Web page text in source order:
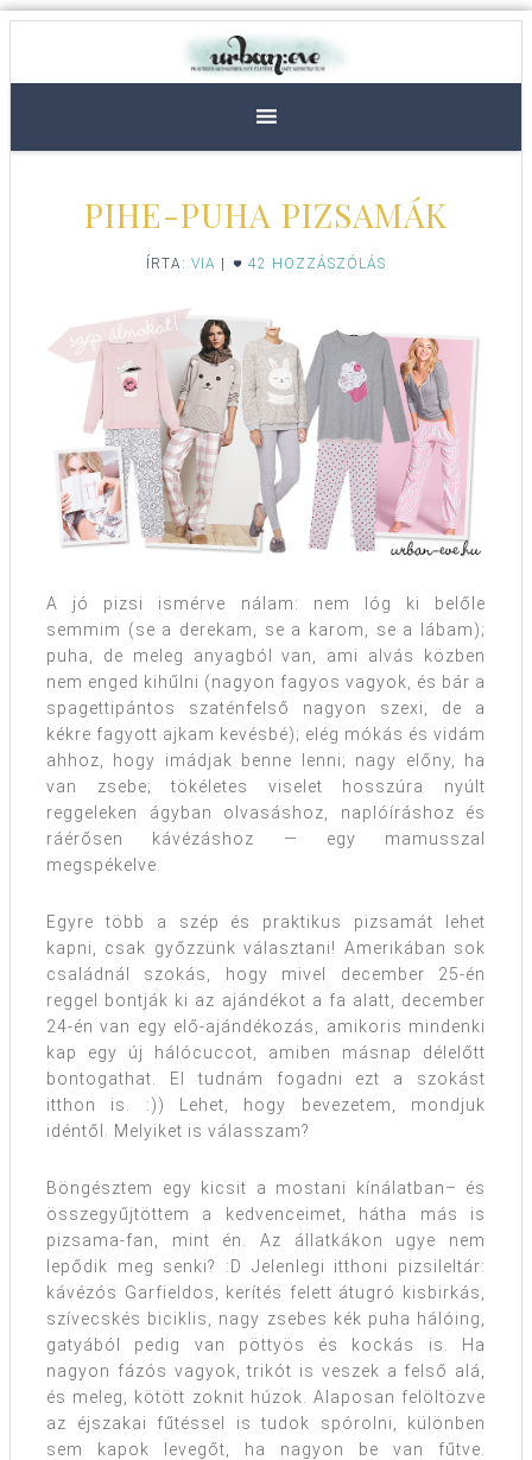
PIHE-PUHA PIZSAMÁK
ÍRTA: VIA 42 HOZZÁSZÓLÁS
A jó pizsi ismérve nálam: nem lóg ki belőle
semmim (se a derekam, se a karom, se a lábam);
puha, de meleg anyagból van, ami alvás közben
nem enged kihűlni (nagyon fagyos vagyok, és bár a
spagettipántos szaténfelső nagyon szexi, de a
kékre fagyott ajkam kevésbé); elég mókás és vidám
ahhoz, hogy imádjak benne lenni; nagy előny, ha
van zsebe; tökéletes viselet hosszúra nyúlt
reggeleken ágyban olvasáshoz, naplóíráshoz és
ráérősen kávézáshoz — egy mamusszal
megspékelve.
Egyre több a szép és praktikus pizsamát lehet
kapni, csak győzzünk választani! Amerikában sok
családnál szokás, hogy mivel december 25-én
reggel bontják ki az ajándékot a fa alatt, december
24-én van egy elő-ajándékozás, amikoris mindenki
kap egy új hálócuccot, amiben másnap délelőtt
bontogathat. El tudnám fogadni ezt a szokást
itthon is. :)) Lehet, hogy bevezetem, mondjuk
idéntől. Melyiket is válasszam?
Böngésztem egy kicsit a mostani kínálatban– és
összegyűjtöttem a kedvenceimet, hátha más is
pizsama-fan, mint én. Az állatkákon ugye nem
lepődik meg senki? :D Jelenlegi itthoni pizsileltár:
kávézós Garfieldos, kerítés felett átugró kisbirkás,
szívecskés biciklis, nagy zsebes kék puha hálóing,
gatyából pedig van pöttyös és kockás is. Ha
nagyon fázós vagyok, trikót is veszek a felső alá,
és meleg, kötött zoknit húzok. Alaposan felöltözve
az éjszakai fűtéssel is tudok spórolni, különben
sem kapok levegőt, ha nagyon be van fűtve.